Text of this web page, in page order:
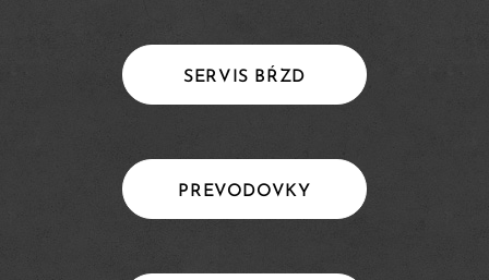
SERVIS BŔZD
PREVODOVKY